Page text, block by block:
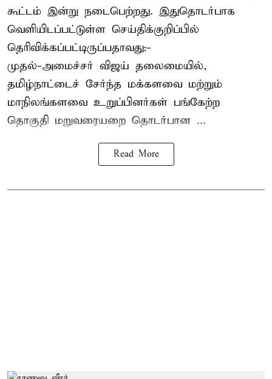
கூட்டம் இன்று நடைபெற்றது. இதுதொடர்பாக
வெளியிடப்பட்டுள்ள செய்திக்குறிப்பில்
தெரிவிக்கப்பட்டிருப்பதாவது:-
முதல்-அமைச்சர் விஜய் தலைமையில்,
தமிழ்நாட்டைச் சேர்ந்த மக்களவை மற்றும்
மாநிலங்களவை உறுப்பினர்கள் பங்கேற்ற
தொகுதி மறுவரையறை தொடர்பான ...
Read More